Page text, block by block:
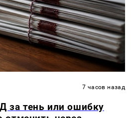
7 часов назад
тень или ошибку